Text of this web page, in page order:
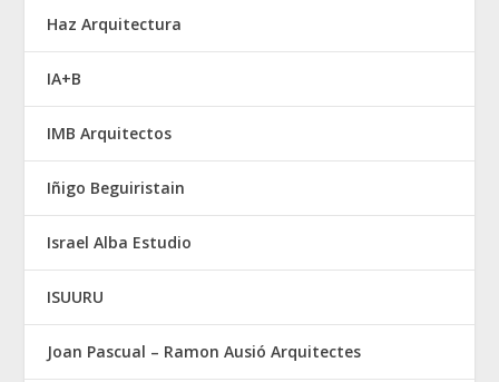
Haz Arquitectura
IA+B
IMB Arquitectos
Iñigo Beguiristain
Israel Alba Estudio
ISUURU
Joan Pascual – Ramon Ausió Arquitectes